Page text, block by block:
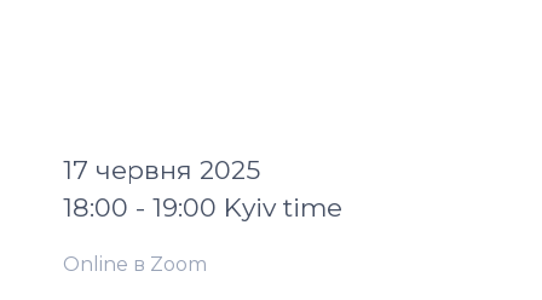
17 червня 2025
18:00 - 19:00 Kyiv time
Online в Zoom